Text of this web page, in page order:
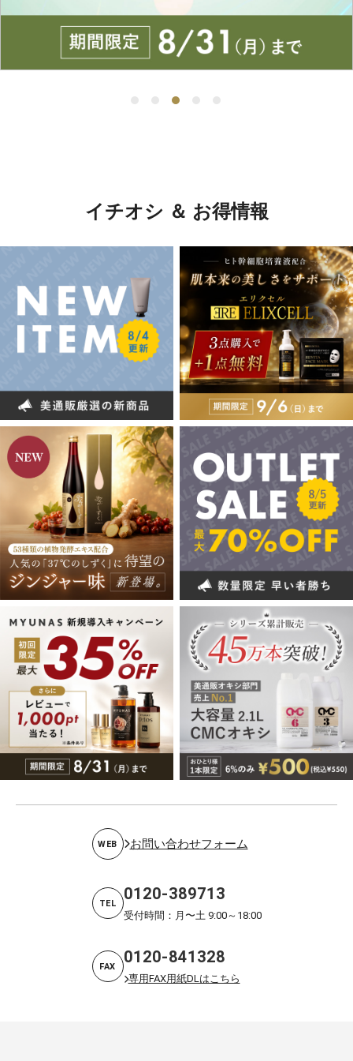
イチオシ ＆ お得情報
WEB お問い合わせフォーム
TEL 0120-389713
受付時間：月〜土 9:00～18:00
FAX 0120-841328
専用FAX用紙DLはこちら